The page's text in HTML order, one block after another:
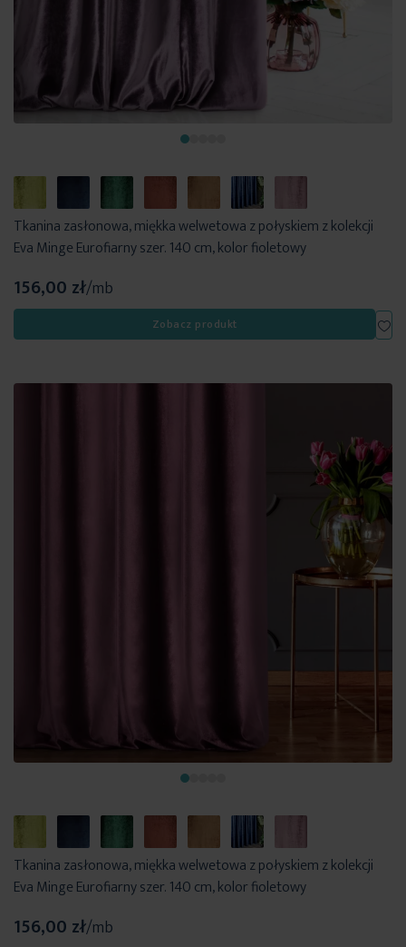
Tkanina zasłonowa, miękka welwetowa z połyskiem z kolekcji
Eva Minge Eurofiarny szer. 140 cm, kolor fioletowy
156,00 zł/mb
Zobacz produkt
Tkanina zasłonowa, miękka welwetowa z połyskiem z kolekcji
Eva Minge Eurofiarny szer. 140 cm, kolor fioletowy
156,00 zł/mb